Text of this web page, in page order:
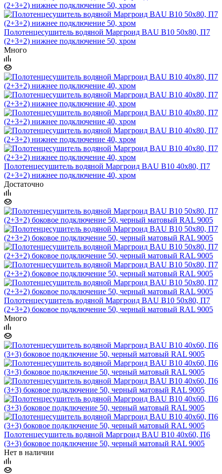
Полотенцесушитель водяной Маргроид BAU В10 50х80, П7
(2+3+2) нижнее подключение 50, хром
Много
Полотенцесушитель водяной Маргроид BAU В10 40х80, П7
(2+3+2) нижнее подключение 40, хром
Достаточно
Полотенцесушитель водяной Маргроид BAU В10 50х80, П7
(2+3+2) боковое подключение 50, черный матовый RAL 9005
Много
Полотенцесушитель водяной Маргроид BAU В10 40х60, П6
(3+3) боковое подключение 50, черный матовый RAL 9005
Нет в наличии